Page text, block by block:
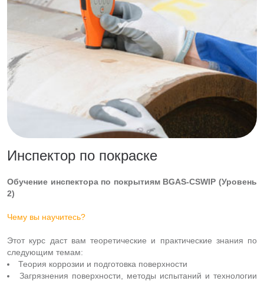
Инспектор по покраске
Обучение инспектора по покрытиям BGAS-CSWIP (Уровень
2)
Чему вы научитесь?
Этот курс даст вам теоретические и практические знания по
следующим темам:
Теория коррозии и подготовка поверхности
Загрязнения поверхности, методы испытаний и технологии